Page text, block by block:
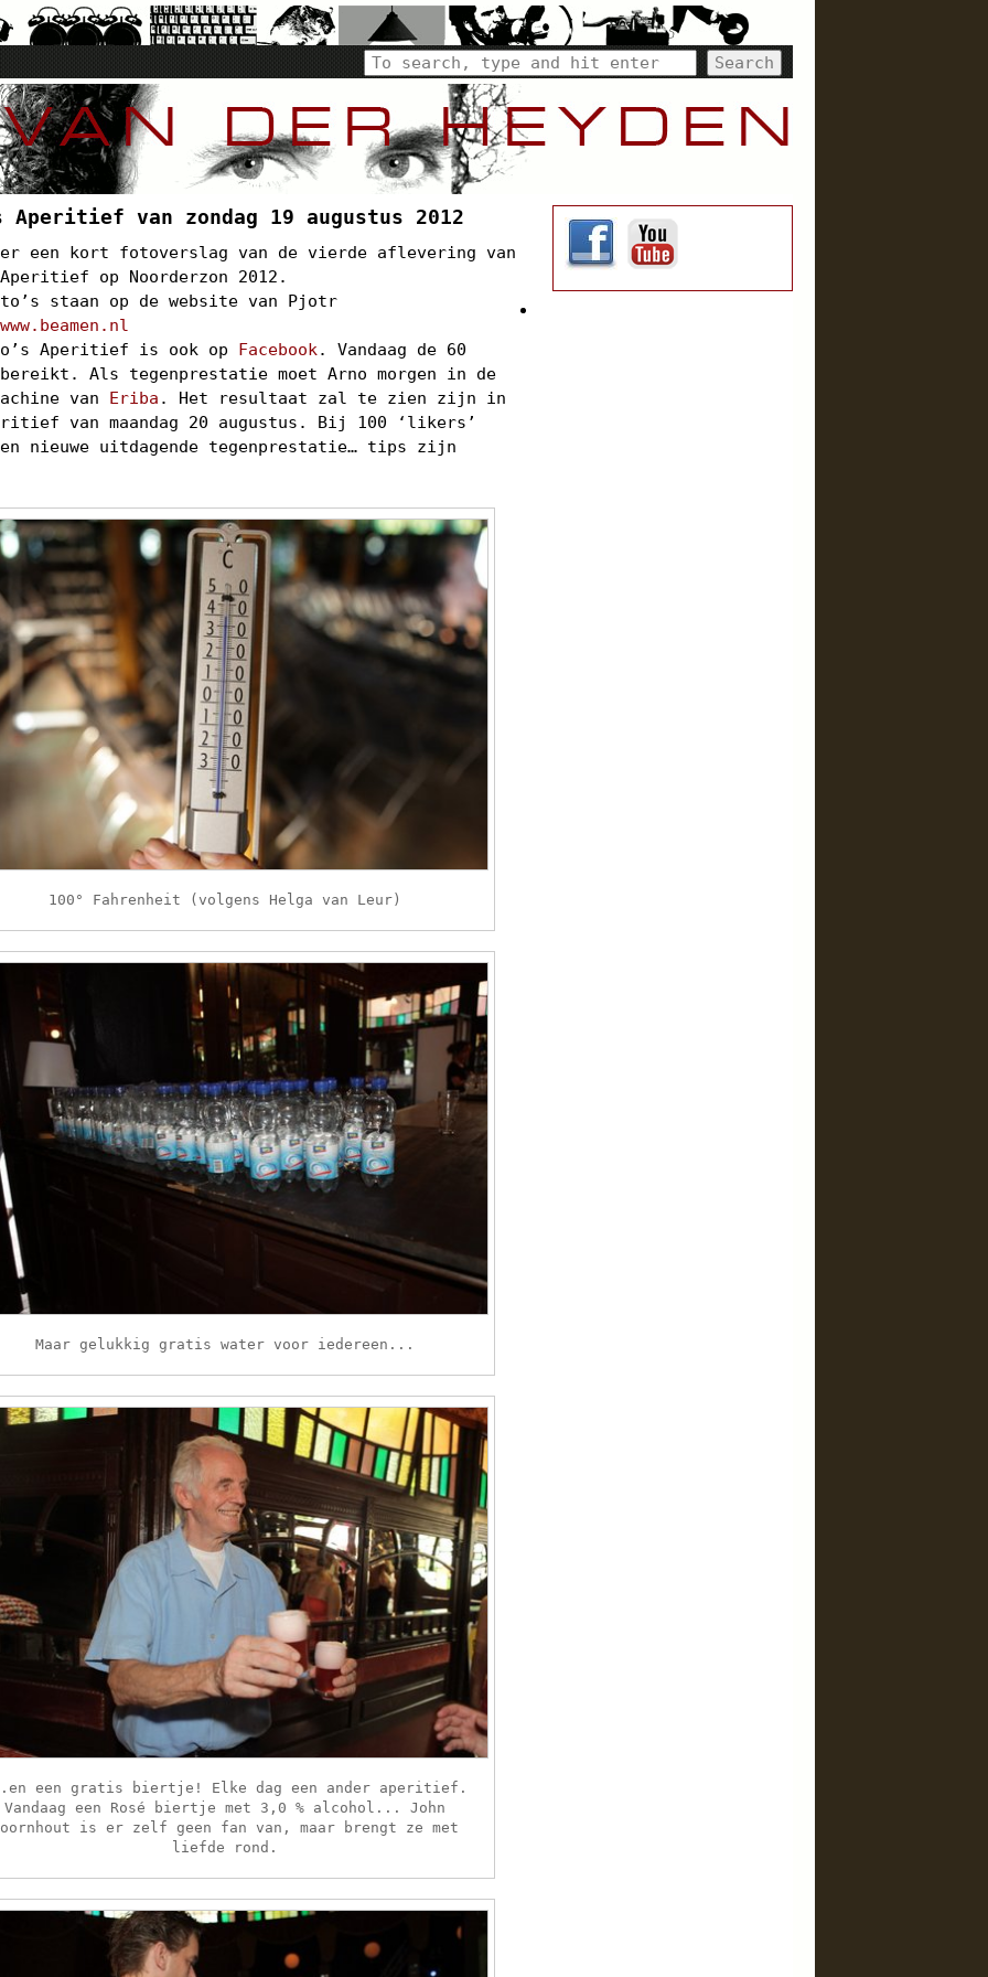
Aperitief van zondag 19 augustus 2012
een kort fotoverslag van de vierde aflevering van
op Noorderzon 2012.
staan op de website van Pjotr
www.beamen.nl
Aperitief is ook op Facebook. Vandaag de 60
Als tegenprestatie moet Arno morgen in de
van Eriba . Het resultaat zal te zien zijn in
van maandag 20 augustus. Bij 100 ‘likers’
nieuwe uitdagende tegenprestatie… tips zijn
100° Fahrenheit (volgens Helga van Leur)
Maar gelukkig gratis water voor iedereen...
een gratis biertje! Elke dag een ander aperitief.
Vandaag een Rosé biertje met 3,0 % alcohol... John
is er zelf geen fan van, maar brengt ze met
liefde rond.